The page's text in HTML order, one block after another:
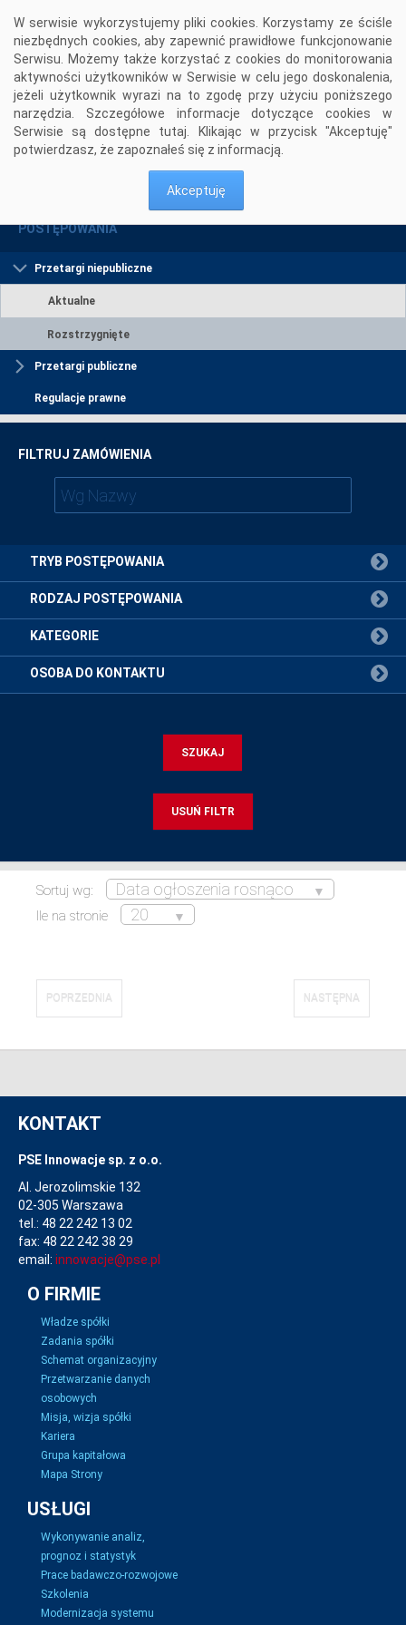
W serwisie wykorzystujemy pliki cookies. Korzystamy ze ściśle
niezbędnych cookies, aby zapewnić prawidłowe funkcjonowanie
Serwisu. Możemy także korzystać z cookies do monitorowania
aktywności użytkowników w Serwisie w celu jego doskonalenia,
jeżeli użytkownik wyrazi na to zgodę przy użyciu poniższego
narzędzia. Szczegółowe informacje dotyczące cookies w
Serwisie są dostępne tutaj . Klikając w przycisk "Akceptuję"
potwierdzasz, że zapoznałeś się z informacją.
Akceptuję
> Aktualne
POSTĘPOWANIA
Przetargi niepubliczne
Aktualne
Rozstrzygnięte
Przetargi publiczne
Regulacje prawne
FILTRUJ ZAMÓWIENIA
TRYB POSTĘPOWANIA
RODZAJ POSTĘPOWANIA
KATEGORIE
OSOBA DO KONTAKTU
SZUKAJ
USUŃ FILTR
Sortuj wg:
Ile na stronie
POPRZEDNIA NASTĘPNA
KONTAKT
PSE Innowacje sp. z o.o.
Al. Jerozolimskie 132
02-305 Warszawa
tel.: 48 22 242 13 02
fax: 48 22 242 38 29
email: innowacje@pse.pl
O FIRMIE
Władze spółki
Zadania spółki
Schemat organizacyjny
Przetwarzanie danych
osobowych
Misja, wizja spółki
Kariera
Grupa kapitałowa
Mapa Strony
USŁUGI
Wykonywanie analiz,
prognoz i statystyk
Prace badawczo-rozwojowe
Szkolenia
Modernizacja systemu